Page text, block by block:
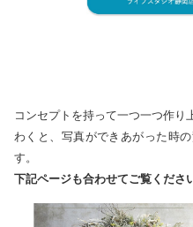
コンセプトを持って一つ一つ作り
わくと、写真ができあがった時
す。
下記ページも合わせてご覧ください